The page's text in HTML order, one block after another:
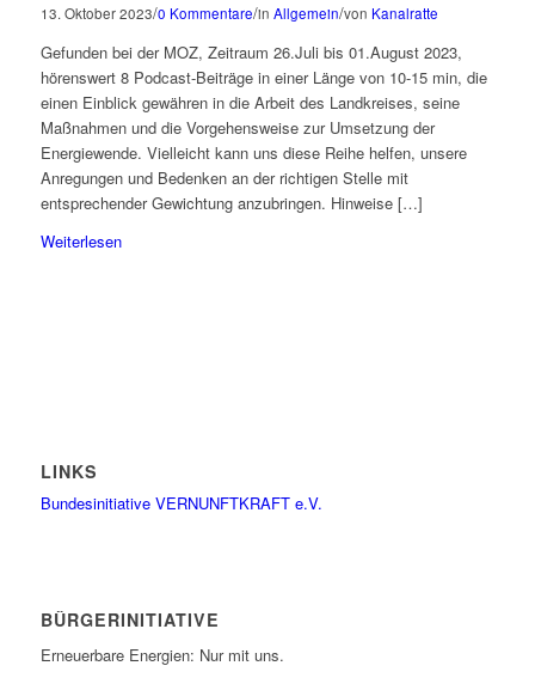
13. Oktober 2023/0 Kommentare/in Allgemein/von Kanalratte
Gefunden bei der MOZ, Zeitraum 26.Juli bis 01.August 2023,
hörenswert 8 Podcast-Beiträge in einer Länge von 10-15 min, die
einen Einblick gewähren in die Arbeit des Landkreises, seine
Maßnahmen und die Vorgehensweise zur Umsetzung der
Energiewende. Vielleicht kann uns diese Reihe helfen, unsere
Anregungen und Bedenken an der richtigen Stelle mit
entsprechender Gewichtung anzubringen. Hinweise […]
Weiterlesen
LINKS
Bundesinitiative VERNUNFTKRAFT e.V.
BÜRGERINITIATIVE
Erneuerbare Energien: Nur mit uns.